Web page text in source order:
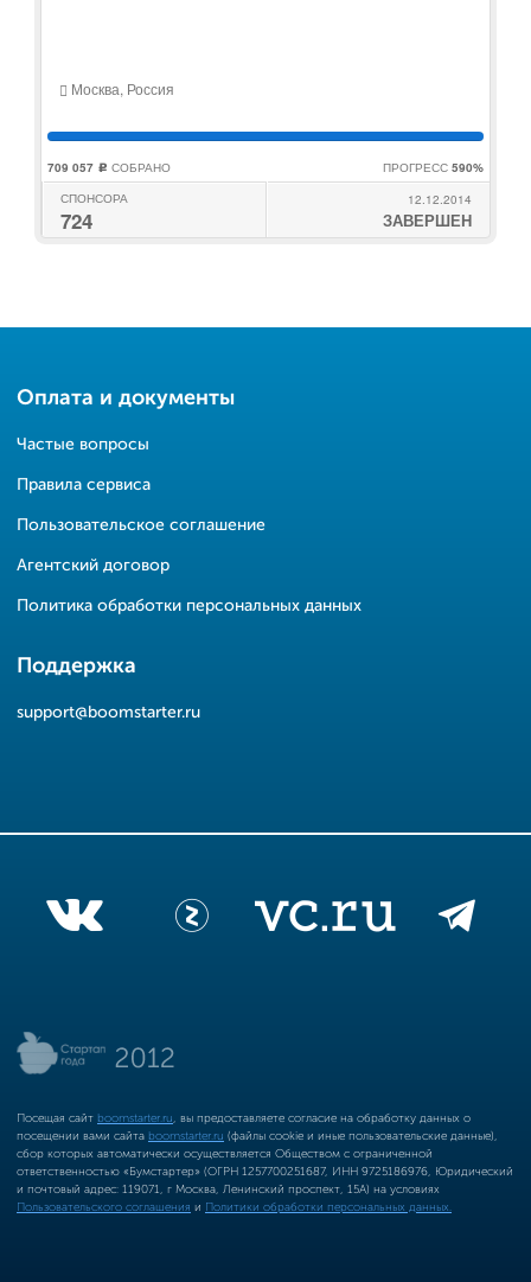
Москва, Россия
709 057 c СОБРАНО ПРОГРЕСС 590%
СПОНСОРА
724
12.12.2014
ЗАВЕРШЕН
Оплата и документы
Частые вопросы
Правила сервиса
Пользовательское соглашение
Агентский договор
Политика обработки персональных данных
Поддержка
support@boomstarter.ru
Посещая сайт boomstarter.ru , вы предоставляете согласие на обработку данных о
посещении вами сайта boomstarter.ru (файлы cookie и иные пользовательские данные),
сбор которых автоматически осуществляется Обществом с ограниченной
ответственностью «Бумстартер» (ОГРН 1257700251687, ИНН 9725186976, Юридический
и почтовый адрес: 119071, г Москва, Ленинский проспект, 15А) на условиях
Пользовательского соглашения и Политики обработки персональных данных.